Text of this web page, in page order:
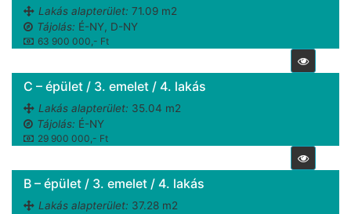
Lakás alapterület: 71.09 m2
Tájolás: É-NY, D-NY
63 900 000,- Ft
C – épület / 3. emelet / 4. lakás
Lakás alapterület: 35.04 m2
Tájolás: É-NY
29 900 000,- Ft
B – épület / 3. emelet / 4. lakás
Lakás alapterület: 37.28 m2